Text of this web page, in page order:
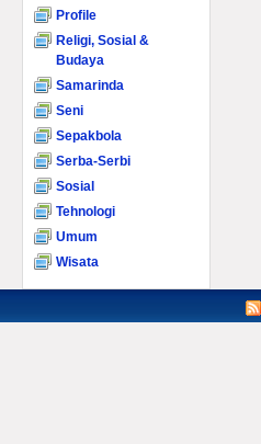
Profile
Religi, Sosial &
Budaya
Samarinda
Seni
Sepakbola
Serba-Serbi
Sosial
Tehnologi
Umum
Wisata